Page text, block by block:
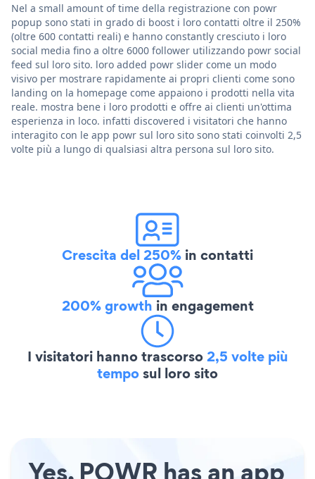
Nel a small amount of time della registrazione con powr
popup sono stati in grado di boost i loro contatti oltre il 250%
(oltre 600 contatti reali) e hanno constantly cresciuto i loro
social media fino a oltre 6000 follower utilizzando powr social
feed sul loro sito. loro added powr slider come un modo
visivo per mostrare rapidamente ai propri clienti come sono
landing on la homepage come appaiono i prodotti nella vita
reale. mostra bene i loro prodotti e offre ai clienti un'ottima
esperienza in loco. infatti discovered i visitatori che hanno
interagito con le app powr sul loro sito sono stati coinvolti 2,5
volte più a lungo di qualsiasi altra persona sul loro sito.
Crescita del 250% in contatti
200% growth in engagement
I visitatori hanno trascorso2,5 volte più
temposul loro sito
Yes, POWR has an app